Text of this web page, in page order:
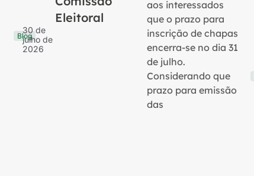
Blog
30 de
julho de
2026
Eleitoral
aos interessados
que o prazo para
inscrição de chapas
encerra-se no dia 31
de julho.
Considerando que
prazo para emissão
das